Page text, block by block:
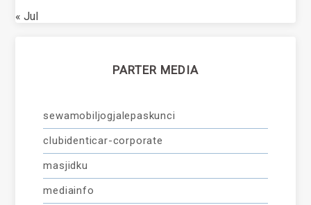
« Jul
PARTER MEDIA
sewamobiljogjalepaskunci
clubidenticar-corporate
masjidku
mediainfo